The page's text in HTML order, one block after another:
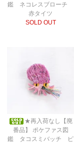
鑑 ネコレスブローチ
赤タイツ
SOLD OUT
★再入荷なし【廃
番品】 ポケファス図
鑑 タコスミバッチ ピ